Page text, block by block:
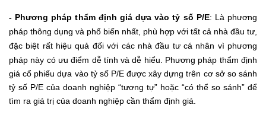
- Phương pháp thẩm định giá dựa vào tỷ số P/E: Là phương
pháp thông dụng và phổ biến nhất, phù hợp với tất cả nhà đầu tư,
đặc biệt rất hiệu quả đối với các nhà đầu tư cá nhân vì phương
pháp này có ưu điểm dễ tính và dễ hiểu. Phương pháp thẩm định
giá cổ phiếu dựa vào tỷ số P/E được xây dựng trên cơ sở so sánh
tỷ số P/E của doanh nghiệp “tương tự” hoặc “có thể so sánh” để
tìm ra giá trị của doanh nghiệp cần thẩm định giá.